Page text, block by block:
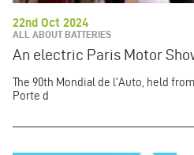
22nd Oct 2024
ALL ABOUT BATTERIES
An electric Paris Motor
The 90th Mondial de l'Auto, held
Porte d